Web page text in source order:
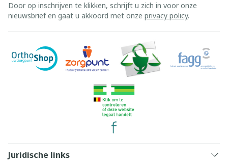
Door op inschrijven te klikken, schrijft u zich in voor onze
nieuwsbrief en gaat u akkoord met onze privacy policy.
Juridische links